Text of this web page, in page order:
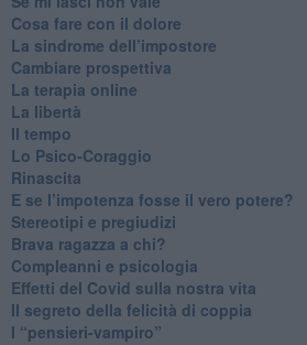
Cosa fare con il dolore
​La sindrome dell’impostore
​Cambiare prospettiva
La terapia online
La libertà
​Il tempo
​Lo Psico-Coraggio
Rinascita
​E se l’impotenza fosse il vero potere?
Stereotipi e pregiudizi
​Brava ragazza a chi?
​Compleanni e psicologia
Effetti del Covid sulla nostra vita
Il segreto della felicità di coppia
​I “pensieri-vampiro”